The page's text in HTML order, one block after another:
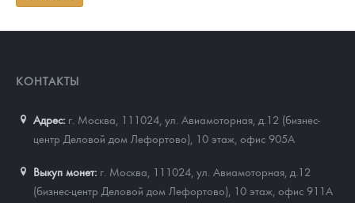
КОНТАКТЫ
Адрес: г. Москва, 111024 ул. Авиамоторная, д.12 (бизнес-
центр Деловой дом Лефортово), 10 этаж, офис 905А
Выкуп монет: г. Москва, 111024, ул. Авиамоторная, д.12
(бизнес-центр Деловой дом Лефортово), 10 этаж, офис 911А